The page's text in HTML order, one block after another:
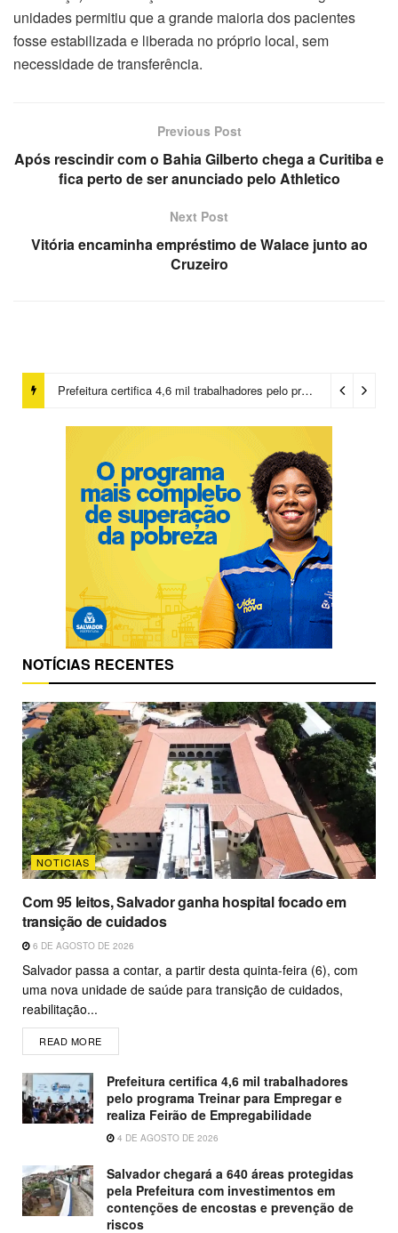
unidades permitiu que a grande maioria dos pacientes
fosse estabilizada e liberada no próprio local, sem
necessidade de transferência.
Previous Post
Após rescindir com o Bahia Gilberto chega a Curitiba e
fica perto de ser anunciado pelo Athletico
Next Post
Vitória encaminha empréstimo de Walace junto ao
Cruzeiro
Prefeitura certifica 4,6 mil trabalhadores pelo programa Treinar para Empregar e realiza Feirão de Empregabilidade
NOTÍCIAS RECENTES
NOTICIAS
Com 95 leitos, Salvador ganha hospital focado em
transição de cuidados
6 DE AGOSTO DE 2026
Salvador passa a contar, a partir desta quinta-feira (6), com
uma nova unidade de saúde para transição de cuidados,
reabilitação...
READ MORE
Prefeitura certifica 4,6 mil trabalhadores
pelo programa Treinar para Empregar e
realiza Feirão de Empregabilidade
4 DE AGOSTO DE 2026
Salvador chegará a 640 áreas protegidas
pela Prefeitura com investimentos em
contenções de encostas e prevenção de
riscos